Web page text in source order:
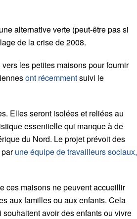
alternative verte (peut-être pas si
de la crise de 2008.
les petites maisons pour fournir
ont récemmentsuivi le
Elles seront isolées et reliées au
essentielle qui manque à de
du Nord. Le projet prévoit des
une équipe de travailleurs sociaux,
ces maisons ne peuvent accueillir
aux familles ou aux enfants. Cela
avoir des enfants ou vivre